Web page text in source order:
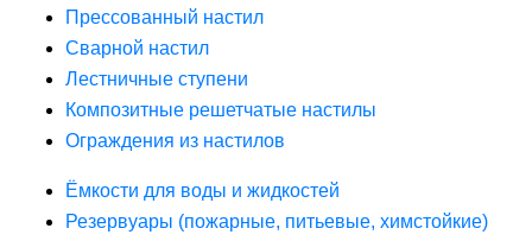
Прессованный настил
Сварной настил
Лестничные ступени
Композитные решетчатые настилы
Ограждения из настилов
Ёмкости для воды и жидкостей
Резервуары (пожарные, питьевые, химстойкие)